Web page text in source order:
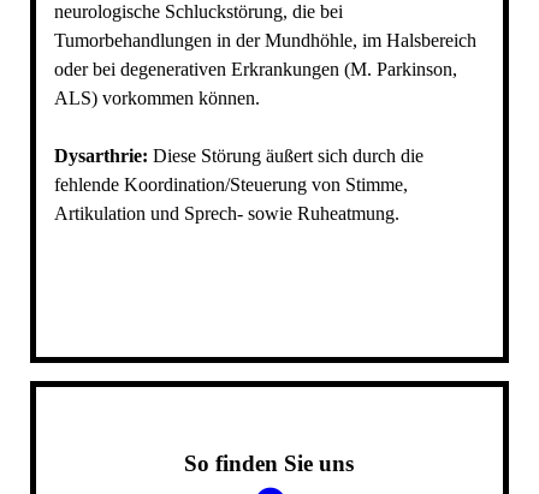
neurologische Schluckstörung, die bei
Tumorbehandlungen in der Mundhöhle, im Halsbereich
oder bei degenerativen Erkrankungen (M. Parkinson,
ALS) vorkommen können.
Dysarthrie: Diese Störung äußert sich durch die
fehlende Koordination/Steuerung von Stimme,
Artikulation und Sprech- sowie Ruheatmung.
So finden Sie uns